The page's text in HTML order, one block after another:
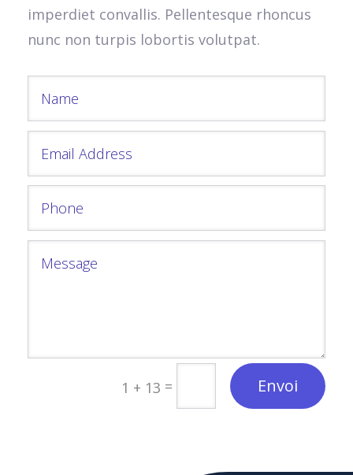
imperdiet convallis. Pellentesque rhoncus
nunc non turpis lobortis volutpat.
1 + 13 = Envoi